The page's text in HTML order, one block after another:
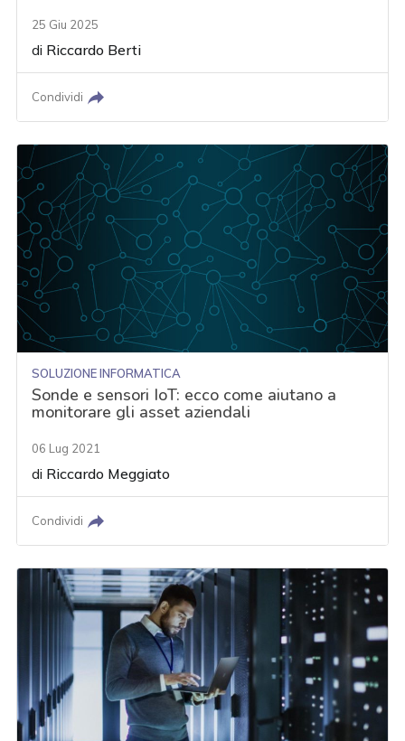
25 Giu 2025
di Riccardo Berti
Condividi
SOLUZIONE INFORMATICA
Sonde e sensori IoT: ecco come aiutano a
monitorare gli asset aziendali
06 Lug 2021
di Riccardo Meggiato
Condividi